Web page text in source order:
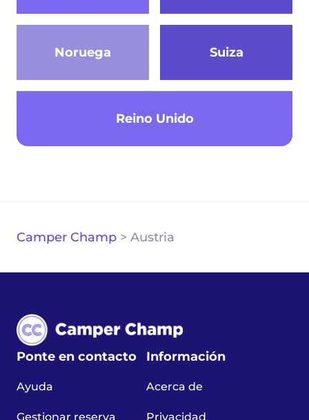
Noruega
Reino Unido
Suiza
Camper Champ > Austria
Ponte en contacto
Ayuda
Gestionar reserva
Información
Acerca de
Privacidad